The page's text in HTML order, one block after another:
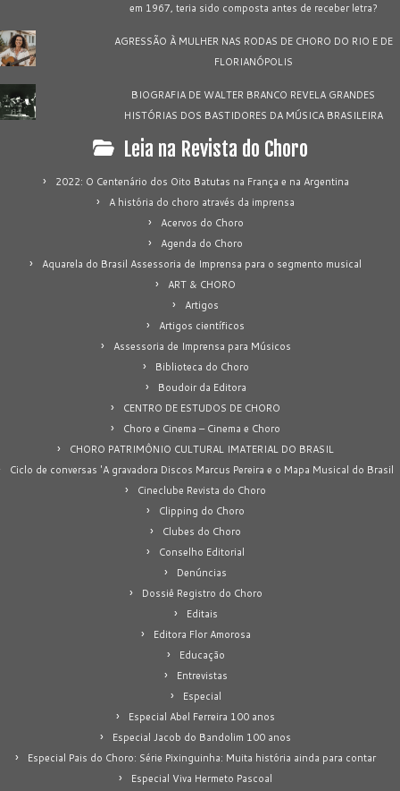
em 1967, teria sido composta antes de receber letra?
AGRESSÃO À MULHER NAS RODAS DE CHORO DO RIO E DE
FLORIANÓPOLIS
BIOGRAFIA DE WALTER BRANCO REVELA GRANDES
HISTÓRIAS DOS BASTIDORES DA MÚSICA BRASILEIRA
Leia na Revista do Choro
2022: O Centenário dos Oito Batutas na França e na Argentina
A história do choro através da imprensa
Acervos do Choro
Agenda do Choro
Aquarela do Brasil Assessoria de Imprensa para o segmento musical
ART & CHORO
Artigos
Artigos científicos
Assessoria de Imprensa para Músicos
Biblioteca do Choro
Boudoir da Editora
CENTRO DE ESTUDOS DE CHORO
Choro e Cinema – Cinema e Choro
CHORO PATRIMÔNIO CULTURAL IMATERIAL DO BRASIL
Ciclo de conversas 'A gravadora Discos Marcus Pereira e o Mapa Musical do Brasil
Cineclube Revista do Choro
Clipping do Choro
Clubes do Choro
Conselho Editorial
Denúncias
Dossiê Registro do Choro
Editais
Editora Flor Amorosa
Educação
Entrevistas
Especial
Especial Abel Ferreira 100 anos
Especial Jacob do Bandolim 100 anos
Especial Pais do Choro: Série Pixinguinha: Muita história ainda para contar
Especial Viva Hermeto Pascoal